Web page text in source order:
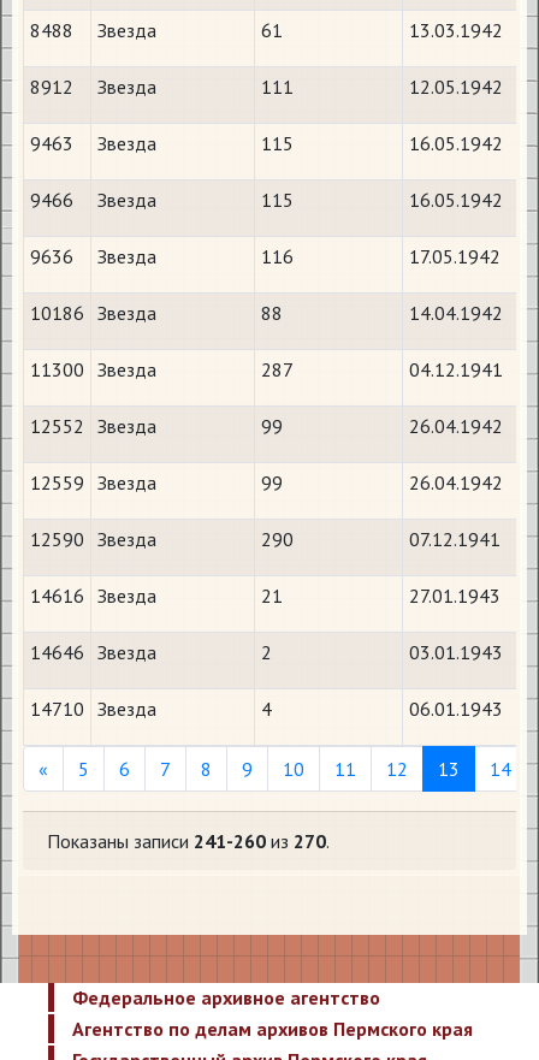
8488 Звезда 61 13.03.1942
8912 Звезда 111 12.05.1942
9463 Звезда 115 16.05.1942
9466 Звезда 115 16.05.1942
9636 Звезда 116 17.05.1942
10186 Звезда 88 14.04.1942
11300 Звезда 287 04.12.1941
12552 Звезда 99 26.04.1942
12559 Звезда 99 26.04.1942
12590 Звезда 290 07.12.1941
14616 Звезда 21 27.01.1943
14646 Звезда 2 03.01.1943
14710 Звезда 4 06.01.1943
« Previous
5 6 7 8 9 10 11 12 13 14
Показаны записи 241-260 из 270.
Федеральное архивное агентство
Агентство по делам архивов Пермского края